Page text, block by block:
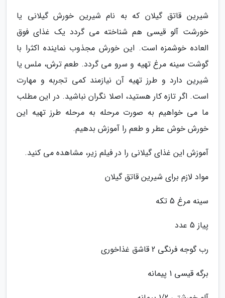
شیرین قاتق گیلان که به نام شیرین خورش گیلانی یا
خورشت آلو قیسی هم شناخته می گردد یک غذای فوق
العاده خوشمزه است. این خورش مجذوب نماینده اکثرا با
گوشت سینه مرغ تهیه و سرو می گردد. طعم ترش، ملس یا
شیرین دارد و طرز تهیه آن نیازمند کمی تجربه و مهارت
است. اگر تازه کار هستید، اصلا نگران نباشید. در این مطلب
ما می خواهیم به صورت مرحله به مرحله طرز تهیه این
خورش خوش عطر و طعم را آموزش بدهیم.
آموزش این غذای گیلانی را در فیلم زیر، مشاهده می کنید.
مواد لازم برای شیرین قاتق گیلان
سینه مرغ 5 تکه
پیاز 5 عدد
رب گوجه فرنگی 2 قاشق غذاخوری
برگه قیسی 1 پیمانه